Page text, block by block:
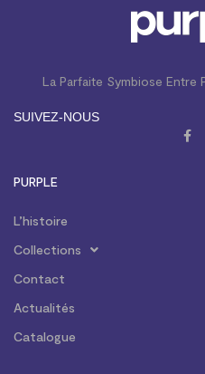
La Parfaite Symbiose
SUIVEZ-NOUS
PURPLE
L’histoire
Collections
Contact
Actualités
Catalogue